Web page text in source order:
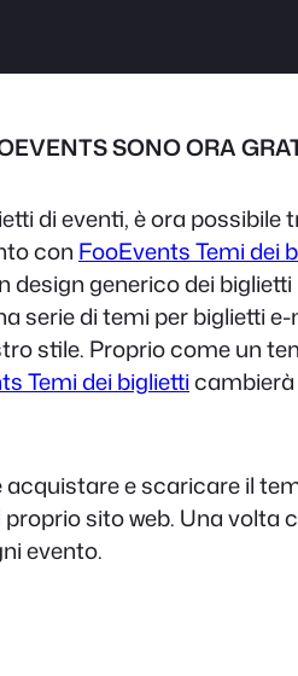
SONO ORA
di eventi, è ora possibile
con FooEvents Temi dei
generico dei biglietti
serie di temi per biglietti
stile. Proprio come un
Temi dei biglietticambierà
e scaricare il
proprio sito web. Una volta
evento.